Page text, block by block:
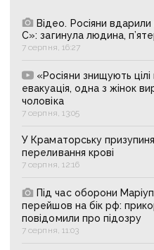
Відео. Росіяни
С»: загинула людина,
7 серпня, 16:27
«Росіяни знищують
евакуація, одна з жінок
чоловіка
7 серпня, 13:05
У Краматорську
переливання крові
7 серпня, 12:16
Під час оборони
перейшов на бік рф:
повідомили про підозру
7 серпня, 11:03